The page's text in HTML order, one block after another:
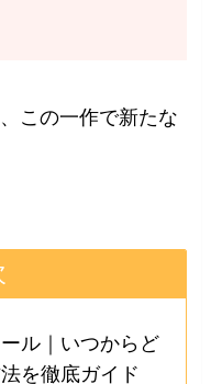
この一作で新たな
ル｜いつからど
を徹底ガイド